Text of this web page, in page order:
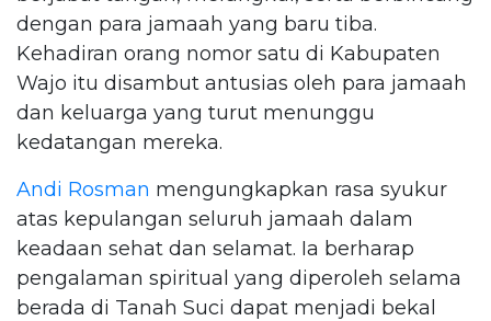
dengan para jamaah yang baru tiba.
Kehadiran orang nomor satu di Kabupaten
Wajo itu disambut antusias oleh para jamaah
dan keluarga yang turut menunggu
kedatangan mereka.
Andi Rosman mengungkapkan rasa syukur
atas kepulangan seluruh jamaah dalam
keadaan sehat dan selamat. Ia berharap
pengalaman spiritual yang diperoleh selama
berada di Tanah Suci dapat menjadi bekal